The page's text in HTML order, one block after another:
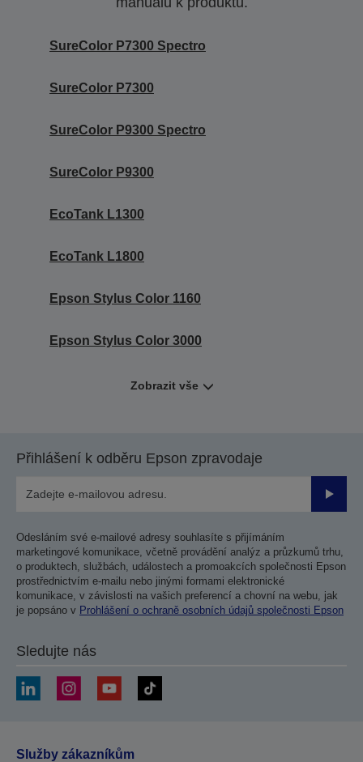
SureColor P7300 Spectro
SureColor P7300
SureColor P9300 Spectro
SureColor P9300
EcoTank L1300
EcoTank L1800
Epson Stylus Color 1160
Epson Stylus Color 3000
Zobrazit vše
Přihlášení k odběru Epson zpravodaje
Odesláním své e-mailové adresy souhlasíte s přijímáním
marketingové komunikace, včetně provádění analýz a průzkumů trhu,
o produktech, službách, událostech a promoakcích společnosti Epson
prostřednictvím e-mailu nebo jinými formami elektronické
komunikace, v závislosti na vašich preferencí a chovní na webu, jak
je popsáno v Prohlášení o ochraně osobních údajů společnosti Epson
Sledujte nás
Služby zákazníkům